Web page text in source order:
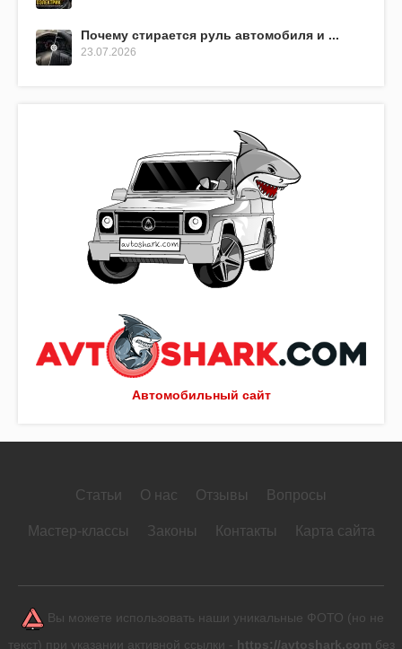
Автомобильный сайт
Почему стирается руль автомобиля и ...
23.07.2026
Статьи О нас Отзывы Вопросы
Мастер-классы Законы Контакты Карта сайта
Вы можете использовать наши уникальные ФОТО (но не
текст) при указании активной ссылки - https://avtoshark.com без